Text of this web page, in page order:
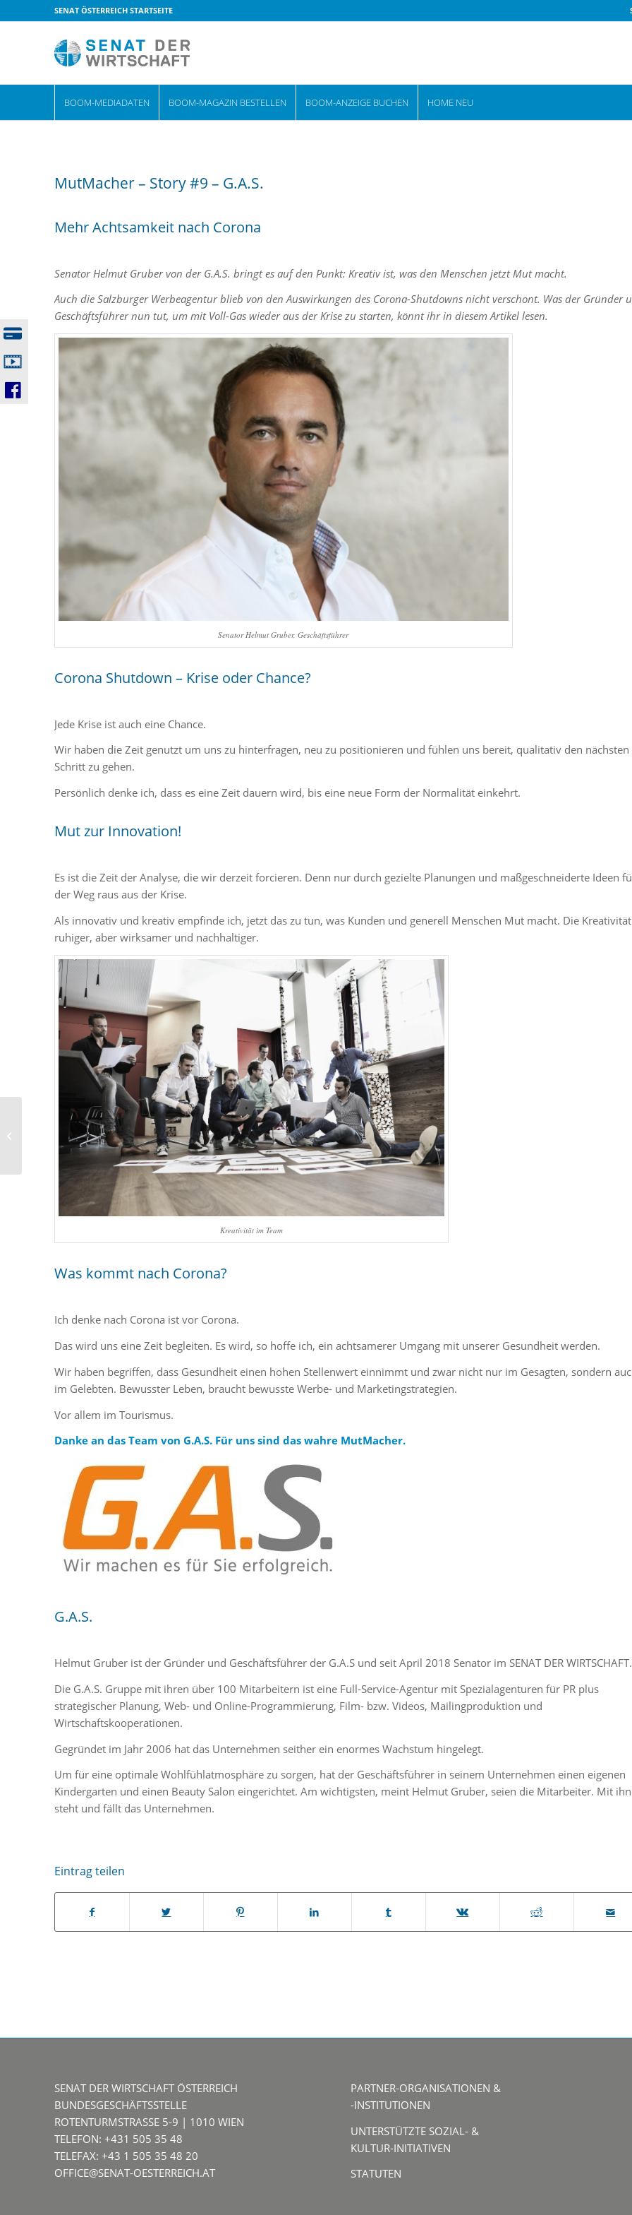
SENAT ÖSTERREICH STARTSEITE
BOOM-MEDIADATEN BOOM-MAGAZIN BESTELLEN BOOM-ANZEIGE BUCHEN HOME NEU
MutMacher – Story #9 – G.A.S.
Mehr Achtsamkeit nach Corona
Senator Helmut Gruber von der G.A.S. bringt es auf den Punkt: Kreativ ist, was den Menschen jetzt Mut macht.
Auch die Salzburger Werbeagentur blieb von den Auswirkungen des Corona-Shutdowns nicht verschont. Was der Gründer
Geschäftsführer nun tut, um mit Voll-Gas wieder aus der Krise zu starten, könnt ihr in diesem Artikel lesen.
Senator Helmut Gruber, Geschäftsführer
Corona Shutdown – Krise oder Chance?
Jede Krise ist auch eine Chance.
Wir haben die Zeit genutzt um uns zu hinterfragen, neu zu positionieren und fühlen uns bereit, qualitativ den nächsten
Schritt zu gehen.
Persönlich denke ich, dass es eine Zeit dauern wird, bis eine neue Form der Normalität einkehrt.
Mut zur Innovation!
Es ist die Zeit der Analyse, die wir derzeit forcieren. Denn nur durch gezielte Planungen und maßgeschneiderte Ideen
der Weg raus aus der Krise.
Als innovativ und kreativ empfinde ich, jetzt das zu tun, was Kunden und generell Menschen Mut macht. Die
ruhiger, aber wirksamer und nachhaltiger.
Kreativität im Team
Was kommt nach Corona?
Ich denke nach Corona ist vor Corona.
Das wird uns eine Zeit begleiten. Es wird, so hoffe ich, ein achtsamerer Umgang mit unserer Gesundheit werden.
Wir haben begriffen, dass Gesundheit einen hohen Stellenwert einnimmt und zwar nicht nur im Gesagten, sondern
im Gelebten. Bewusster Leben, braucht bewusste Werbe- und Marketingstrategien.
Vor allem im Tourismus.
Danke an das Team von G.A.S. Für uns sind das wahre MutMacher.
G.A.S.
Helmut Gruber ist der Gründer und Geschäftsführer der G.A.S und seit April 2018 Senator im SENAT DER WIRTSCHAFT.
Die G.A.S. Gruppe mit ihren über 100 Mitarbeitern ist eine Full-Service-Agentur mit Spezialagenturen für PR plus
strategischer Planung, Web- und Online-Programmierung, Film- bzw. Videos, Mailingproduktion und
Wirtschaftskooperationen.
Gegründet im Jahr 2006 hat das Unternehmen seither ein enormes Wachstum hingelegt.
Um für eine optimale Wohlfühlatmosphäre zu sorgen, hat der Geschäftsführer in seinem Unternehmen einen eigenen
Kindergarten und einen Beauty Salon eingerichtet. Am wichtigsten, meint Helmut Gruber, seien die Mitarbeiter. Mit
steht und fällt das Unternehmen.
Eintrag teilen
SENAT DER WIRTSCHAFT ÖSTERREICH
BUNDESGESCHÄFTSSTELLE
ROTENTURMSTRASSE 5-9 | 1010 WIEN
TELEFON: +431 505 35 48
TELEFAX: +43 1 505 35 48 20
OFFICE@SENAT-OESTERREICH.AT
PARTNER-ORGANISATIONEN &
-INSTITUTIONEN
UNTERSTÜTZTE SOZIAL- &
KULTUR-INITIATIVEN
STATUTEN
Senats Dinersclub Card